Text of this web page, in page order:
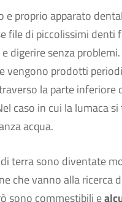
e proprio apparato
file di piccolissimi denti
digerire senza
vengono prodotti
la parte inferiore
caso in cui la lumaca
acqua.
terra sono diventate
che vanno alla ricerca
sono commestibili e